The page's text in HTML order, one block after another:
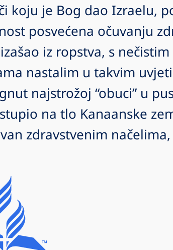
koju je Bog dao Izraelu,
posvećena očuvanju
iz ropstva, s
nastalim u takvim
najstrožoj “obuci” u
na tlo Kanaanske
zdravstvenim